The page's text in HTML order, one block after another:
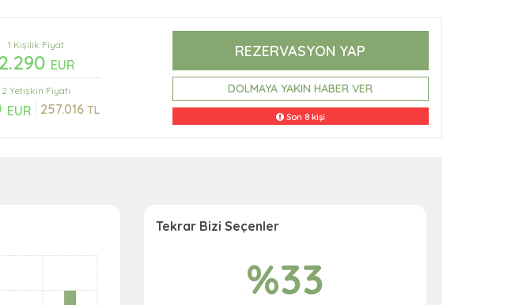
1 Kişilik Fiyat
2.290 EUR
2 Yetişkin Fiyatı
EUR 257.016TL
REZERVASYON YAP
DOLMAYA YAKIN HABER VER
Son 8 kişi
Tekrar Bizi Seçenler
%33